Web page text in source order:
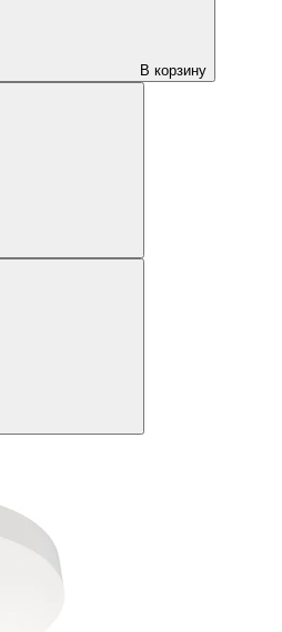
В корзину